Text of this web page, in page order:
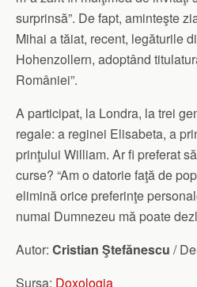
surprinsă”. De fapt, aminteşte
Mihai a tăiat, recent, legăturile
Hohenzollern, adoptând
României”.
A participat, la Londra, la trei
regale: a reginei Elisabeta, a
prinţului William. Ar fi preferat
curse? “Am o datorie faţă de
elimină orice preferinţe
numai Dumnezeu mă poate
Autor: Cristian Ştefănescu /
Sursa: Doxologia